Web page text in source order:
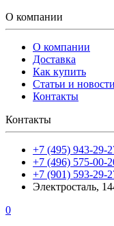
О компании
О компании
Доставка
Как купить
Статьи и новости
Контакты
Контакты
+7 (495) 943-29-
+7 (496) 575-00-
+7 (901) 593-29-
Электросталь,
0